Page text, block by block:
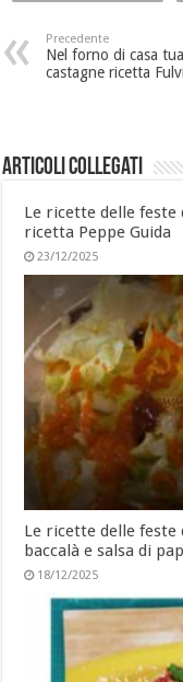
Precedente
Nel forno di casa
castagne ricetta
Articoli collegati
Le ricette delle
ricetta Peppe Guida
23/12/2025
Le ricette delle feste
baccalà e salsa di
18/12/2025